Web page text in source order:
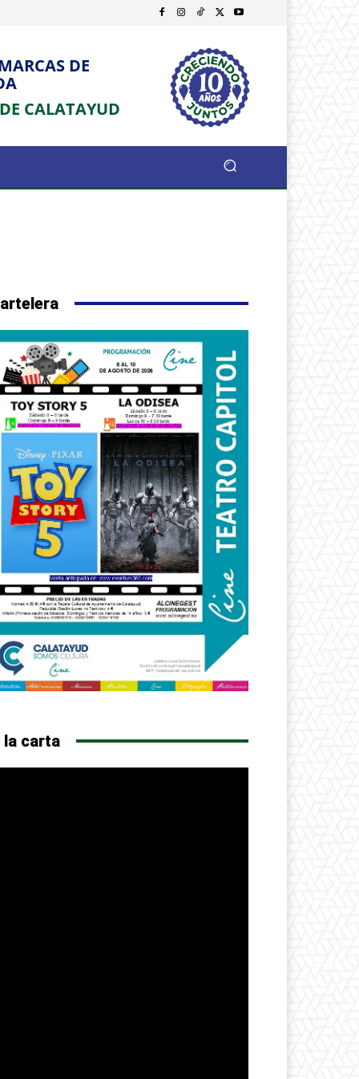
DE
CALATAYUD
la carta